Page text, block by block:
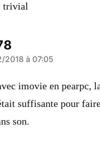
trivial
2018 à 07:05
imovie en pearpc,
suffisante pour
son.